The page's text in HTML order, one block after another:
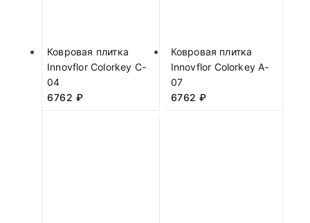
Ковровая плитка
Innovflor Colorkey C-
04
6762 ₽
Ковровая плитка
Innovflor Colorkey A-
07
6762 ₽